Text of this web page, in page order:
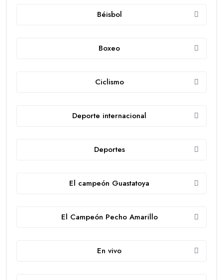
Béisbol
Boxeo
Ciclismo
Deporte internacional
Deportes
El campeón Guastatoya
El Campeón Pecho Amarillo
En vivo